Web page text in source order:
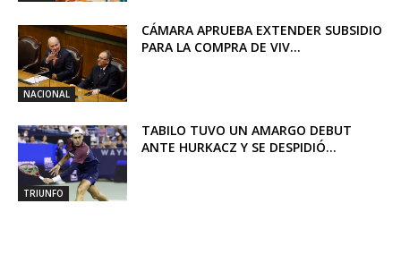
NACIONAL
CÁMARA APRUEBA EXTENDER SUBSIDIO
PARA LA COMPRA DE VIV...
TRIUNFO
TABILO TUVO UN AMARGO DEBUT
ANTE HURKACZ Y SE DESPIDIÓ...